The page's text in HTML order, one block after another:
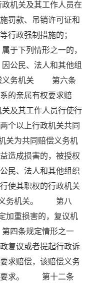
关及其工作人员在
罚款、吊销许可证和
政强制措施的；
下列情形之一的，
民、法人和其他组
偿义务机关 第六条
的亲属有权要求赔
其工作人员行使行
个以上行政机关共同
关为共同赔偿义务机
造成损害的，被授权
民、法人和其他组织
使其职权的行政机关
义务机关。 第八
加重损害的，复议机
四条规定情形之一
复议或者提起行政诉
求赔偿，该赔偿义务
偿要求。 第十二条